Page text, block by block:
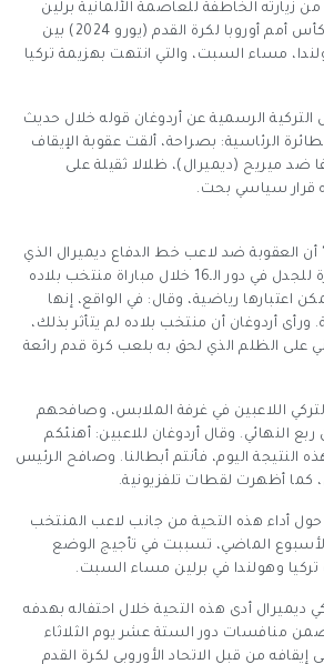
زيارته الخاطفة للعاصمة الألمانية برلين
لحضور مباراة ربع نهائي كأس أمم أوروبا لكرة القدم (يورو 2024) بين
مساء السبت، والتي انتهت بهزيمة تركيا
التركية الرسمية عن أردوغان قوله خلال حديث
الرئاسية: بصراحة، ألقت عقوبة الإيقاف
ضد ميريح (ديميرال)، ظلالا ثقيلة على
قرار سياسي بحت.
"70 عاما" أن العقوبة ضد لاعب خط الدفاع ديميرال الذي
أدى تحية "سياسية" مثيرة للجدل في دور الـ16 خلال مباراة منتخب بلاده
اعتبارها رياضية، وقال: في الواقع، إنها
ورأى أردوغان أن منتخب بلاده لم يتأثر بذلك،
على الظلم الذي لحق به بلعب كرة قدم رائعة
اللاعبين في غرفة الملابس، وصافحهم
النهائي. وقال أردوغان للاعبين: أهنئكم
النتيجة اليوم، فأنتم أبطالنا. وصافح الرئيس
كما أظهرت لقطات تلفزيونية.
حول أداء هذه التحية من جانب لاعب المنتخب
الماضي، تسببت في تأجيج الوضع
وهولندا في برلين مساء السبت.
ديميرال أدى هذه التحية خلال احتفاله بهدفه
ضمن منافسات دور الستة عشر يوم الثلاثاء
إيقافه من قبل الاتحاد الأوروبي لكرة القدم